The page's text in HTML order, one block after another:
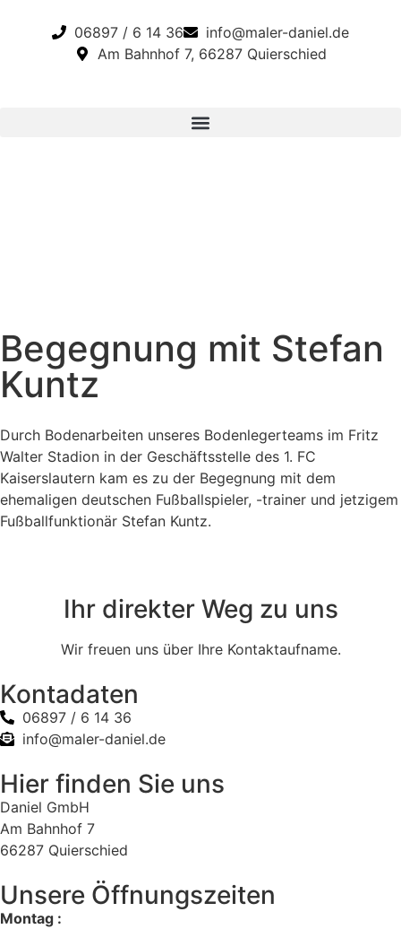
06897 / 6 14 36
info@maler-daniel.de
Am Bahnhof 7, 66287 Quierschied
Begegnung mit Stefan
Kuntz
Durch Bodenarbeiten unseres Bodenlegerteams im Fritz
Walter Stadion in der Geschäftsstelle des 1. FC
Kaiserslautern kam es zu der Begegnung mit dem
ehemaligen deutschen Fußballspieler, -trainer und jetzigem
Fußballfunktionär Stefan Kuntz.
Ihr direkter Weg zu uns
Wir freuen uns über Ihre Kontaktaufname.
Kontadaten
06897 / 6 14 36
info@maler-daniel.de
Hier finden Sie uns
Daniel GmbH
Am Bahnhof 7
66287 Quierschied
Unsere Öffnungszeiten
Montag :